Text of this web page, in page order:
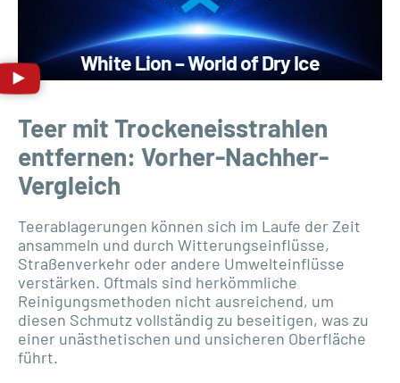
White Lion – World of Dry Ice
Teer mit Trockeneisstrahlen
entfernen: Vorher-Nachher-
Vergleich
Teerablagerungen können sich im Laufe der Zeit
ansammeln und durch Witterungseinflüsse,
Straßenverkehr oder andere Umwelteinflüsse
verstärken. Oftmals sind herkömmliche
Reinigungsmethoden nicht ausreichend, um
diesen Schmutz vollständig zu beseitigen, was zu
einer unästhetischen und unsicheren Oberfläche
führt.